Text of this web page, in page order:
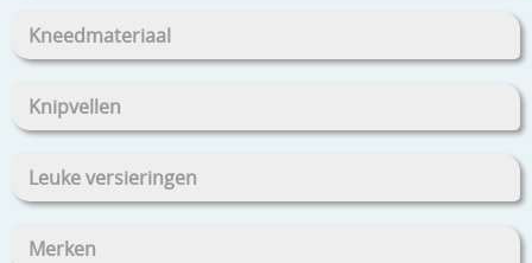
Kneedmateriaal
Knipvellen
Leuke versieringen
Merken